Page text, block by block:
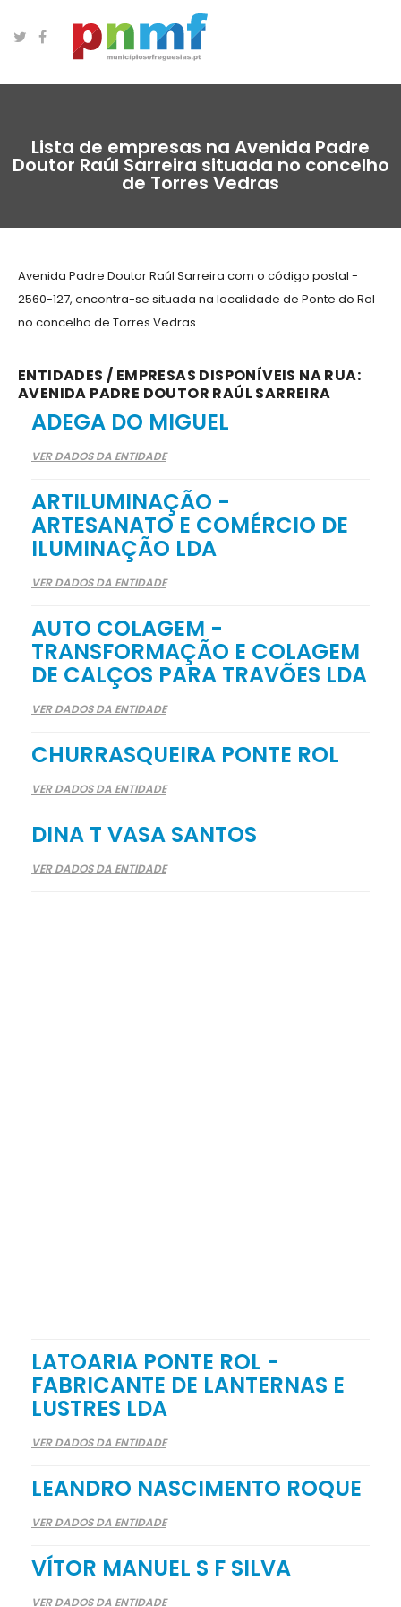
Lista de empresas na Avenida Padre
Doutor Raúl Sarreira situada no concelho
de Torres Vedras
Avenida Padre Doutor Raúl Sarreira com o código postal -
2560-127, encontra-se situada na localidade de Ponte do Rol
no concelho de Torres Vedras
ENTIDADES / EMPRESAS DISPONÍVEIS NA RUA:
AVENIDA PADRE DOUTOR RAÚL SARREIRA
ADEGA DO MIGUEL
VER DADOS DA ENTIDADE
ARTILUMINAÇÃO -
ARTESANATO E COMÉRCIO DE
ILUMINAÇÃO LDA
VER DADOS DA ENTIDADE
AUTO COLAGEM -
TRANSFORMAÇÃO E COLAGEM
DE CALÇOS PARA TRAVÕES LDA
VER DADOS DA ENTIDADE
CHURRASQUEIRA PONTE ROL
VER DADOS DA ENTIDADE
DINA T VASA SANTOS
VER DADOS DA ENTIDADE
LATOARIA PONTE ROL -
FABRICANTE DE LANTERNAS E
LUSTRES LDA
VER DADOS DA ENTIDADE
LEANDRO NASCIMENTO ROQUE
VER DADOS DA ENTIDADE
VÍTOR MANUEL S F SILVA
VER DADOS DA ENTIDADE